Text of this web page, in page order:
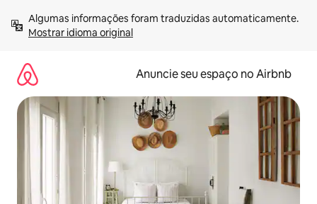
para
Mostrar idioma original
Anuncie seu espaço no Airbnb